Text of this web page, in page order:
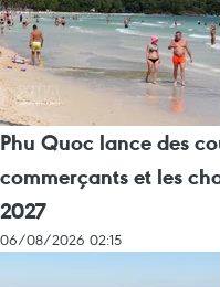
Phu Quoc lance des
commerçants et les
2027
06/08/2026 02:15